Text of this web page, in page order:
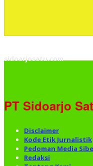
sidoarjosatu.com
PT Sidoarjo
Disclaimer
Kode Etik Jurnalistik
Pedoman Media
Redaksi